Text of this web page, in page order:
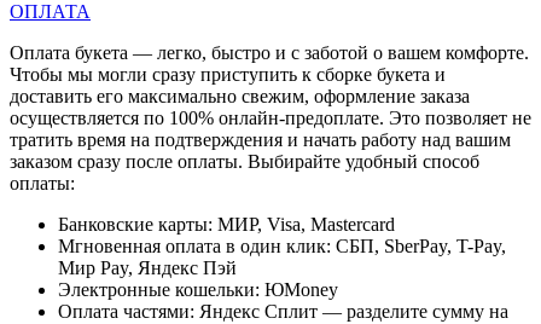
ОПЛАТА
Оплата букета — легко, быстро и с заботой о вашем комфорте.
Чтобы мы могли сразу приступить к сборке букета и
доставить его максимально свежим, оформление заказа
осуществляется по 100% онлайн-предоплате. Это позволяет не
тратить время на подтверждения и начать работу над вашим
заказом сразу после оплаты. Выбирайте удобный способ
оплаты:
Банковские карты: МИР, Visa, Mastercard
Мгновенная оплата в один клик: СБП, SberPay, T-Pay,
Мир Pay, Яндекс Пэй
Электронные кошельки: ЮMoney
Оплата частями: Яндекс Сплит — разделите сумму на